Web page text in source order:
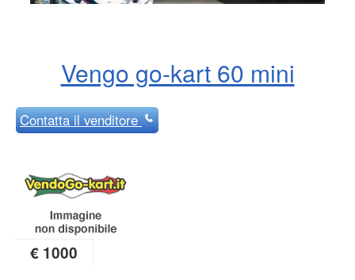
Vengo go-kart 60 mini
Contattail venditore
€ 1000